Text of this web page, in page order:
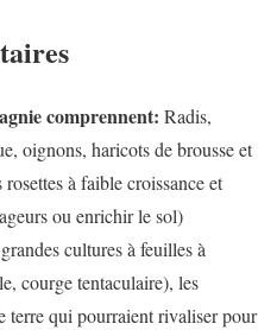
comprennent: Radis,
oignons, haricots de brousse et
à faible croissance et
ou enrichir le sol)
cultures à feuilles à
courge tentaculaire), les
terre qui pourraient rivaliser pour